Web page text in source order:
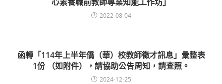
2022-08-04
函轉「114年上半年僑（華）校教師徵才訊息」彙整表
1份 （如附件），請協助公告周知，請查照。
2024-12-25